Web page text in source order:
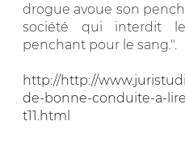
drogue avoue son
société qui interdit
penchant pour le sang.".
http://http://
de-bonne-conduite-a-
t11.html